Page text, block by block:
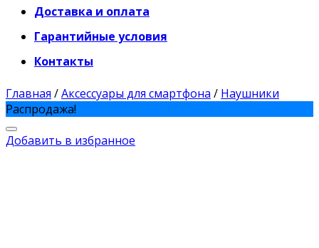
Доставка и оплата
Гарантийные условия
Контакты
Главная /Аксессуары для смартфона / Наушники
Распродажа!
Добавить в избранное